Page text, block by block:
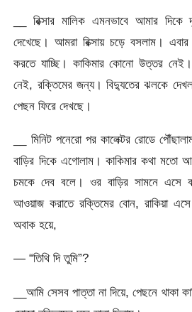
__ রিক্সার মালিক এমনভাবে আমার
দেখেছে। আমরা রিক্সায় চড়ে বসলাম।
করতে যাচ্ছি। কাকিমার কোনো উত্তর
নেই, রক্তিমের জন্য। বিদ্যুতের ঝলকে
পেছন ফিরে দেখছে।
__ মিনিট পনেরো পর কালেক্টর রোডে
বাড়ির দিকে এগোলাম। কাকিমার কথা
চমকে দেব বলে। ওর বাড়ির সামনে এসে
আওয়াজ করাতে রক্তিমের বোন, রাকিয়া
অবাক হয়ে,
— “তিথি দি তুমি”?
__আমি সেসব পাত্তা না দিয়ে, পেছনে থাকা